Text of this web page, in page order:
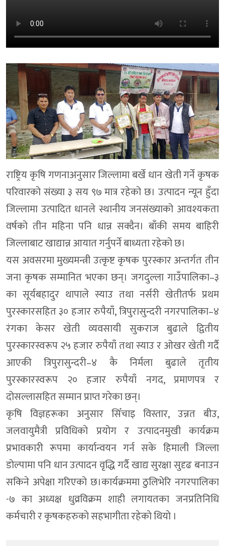
राष्ट्रिय कृषि गणनाअनुसार जिल्लामा बर्खे धान खेती गर्ने कृषक
परिवारको संख्या ३ सय ९७ मात्र रहेको छ। उत्पादन न्यून हुँदा
जिल्लामा उत्पादित धानले स्थानीय जनसंख्याको आवश्यकता
वर्षको तीन महिना पनि धान्न सक्दैन। बाँकी समय बाहिरी
जिल्लाबाट खाद्यान्न आयात गर्नुपर्ने बाध्यता रहेको छ।
यस अवसरमा मुख्यमन्त्री उत्कृष्ट कृषक पुरस्कार अन्तर्गत तीन
जना कृषक सम्मानित भएका छन्। जगदुल्ला गाउँपालिका–३
का सूर्यबहादुर थापाले स्याउ तथा नर्सरी खेतीतर्फ प्रथम
पुरस्कारसहित ३० हजार रुपैयाँ, त्रिपुरासुन्दरी नगरपालिका–४
रंगका केसर खेती व्यवसायी सुकराज बुढाले द्वितीय
पुरस्कारस्वरूप २५ हजार रुपैयाँ तथा स्याउ र ओखर खेती गर्दै
आएकी त्रिपुरासुन्दरी–४ कै निर्मला बुढाले तृतीय
पुरस्कारस्वरूप २० हजार रुपैयाँ नगद, प्रमाणपत्र र
दोसल्लासहित सम्मान प्राप्त गरेका छन्।
कृषि विज्ञहरूका अनुसार सिँचाइ विस्तार, उन्नत बीउ,
जलवायुमैत्री प्रविधिको प्रयोग र उत्पादनमुखी कार्यक्रम
प्रभावकारी रूपमा कार्यान्वयन गर्न सके हिमाली जिल्ला
डोल्पामा पनि धान उत्पादन वृद्धि गर्दै खाद्य सुरक्षा सुदृढ बनाउन
सकिने अपेक्षा गरिएको छ।कार्यक्रममा ठुलिभेरि नगरपालिका
-७ का अध्यक्ष धुव्रविक्रम शाही लगायतका जनप्रतिनिधि
कर्मचारी र कृषकहरुकाे सहभागीता रहेकाे थियाे ।